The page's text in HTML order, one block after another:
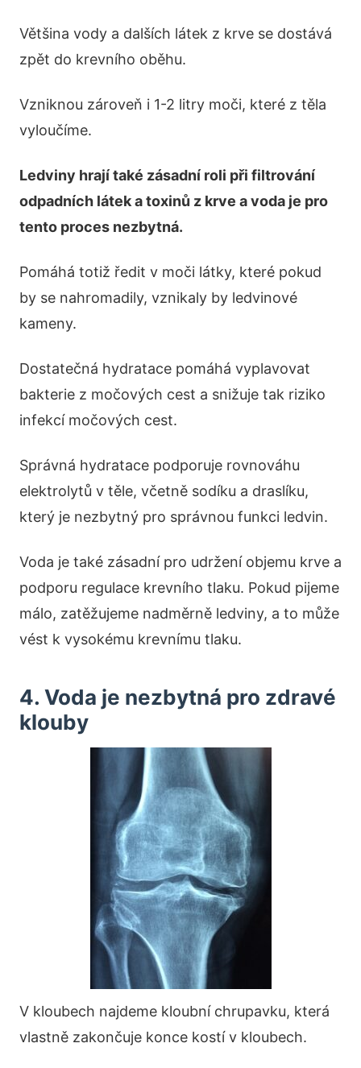
Většina vody a dalších látek z krve se dostává
zpět do krevního oběhu.
Vzniknou zároveň i 1-2 litry moči, které z těla
vyloučíme.
Ledviny hrají také zásadní roli při filtrování
odpadních látek a toxinů z krve a voda je pro
tento proces nezbytná.
Pomáhá totiž ředit v moči látky, které pokud
by se nahromadily, vznikaly by ledvinové
kameny.
Dostatečná hydratace pomáhá vyplavovat
bakterie z močových cest a snižuje tak riziko
infekcí močových cest.
Správná hydratace podporuje rovnováhu
elektrolytů v těle, včetně sodíku a draslíku,
který je nezbytný pro správnou funkci ledvin.
Voda je také zásadní pro udržení objemu krve a
podporu regulace krevního tlaku. Pokud pijeme
málo, zatěžujeme nadměrně ledviny, a to může
vést k vysokému krevnímu tlaku.
4. Voda je nezbytná pro zdravé
klouby
V kloubech najdeme kloubní chrupavku, která
vlastně zakončuje konce kostí v kloubech.